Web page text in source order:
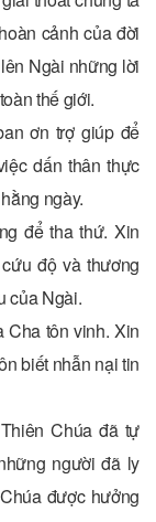
cảnh của đời
Ngài những lời
thế giới.
ơn trợ giúp để
dấn thân thực
ngày.
để tha thứ. Xin
độ và thương
của Ngài.
Cha tôn vinh. Xin
biết nhẫn nại tin
Chúa đã tự
người đã ly
được hưởng